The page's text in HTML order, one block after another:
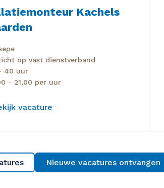
Kachels
op vast dienstverband
40 uur
-21,00 per uur
vacature
Nieuwe vacatures ontvangen